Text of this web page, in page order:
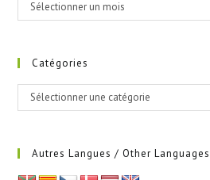
Sélectionner un mois
Catégories
Catégories
Sélectionner une catégorie
Autres Langues / Other Languages